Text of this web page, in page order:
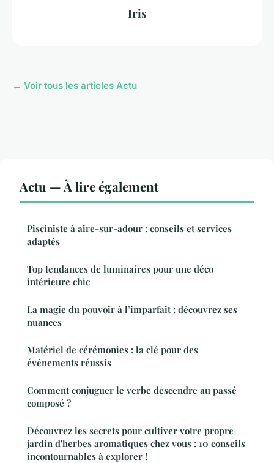
Iris
← Voir tous les articles Actu
Actu — À lire également
Pisciniste à aire-sur-adour : conseils et services
adaptés
Top tendances de luminaires pour une déco
intérieure chic
La magie du pouvoir à l’imparfait : découvrez ses
nuances
Matériel de cérémonies : la clé pour des
événements réussis
Comment conjuguer le verbe descendre au passé
composé ?
Découvrez les secrets pour cultiver votre propre
jardin d'herbes aromatiques chez vous : 10 conseils
incontournables à explorer !